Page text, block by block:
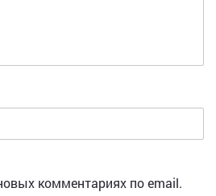
комментариях по email.